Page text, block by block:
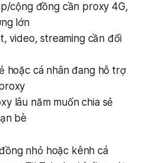
cộng đồng cần proxy 4G,
lớn
video, streaming cần đổi
hoặc cá nhân đang hỗ trợ
lâu năm muốn chia sẻ
bè
nhỏ hoặc kênh cá